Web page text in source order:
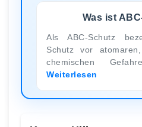
Was ist
Als ABC-Schutz
Schutz vor
chemischen
Weiterlesen